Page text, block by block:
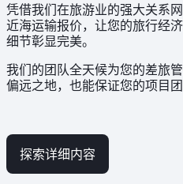
凭借我们在旅游业的强大关系
近海运输报价，让您的旅行经
细节彰显完美。
我们的团队全天候为您的差旅
偏远之地，也能保证您的项目团
探索详细内容